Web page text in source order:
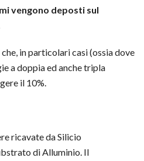
vengono deposti sul
in particolari casi (ossia dove
a doppia ed anche tripla
il 10%.
ricavate da Silicio
di Alluminio. Il